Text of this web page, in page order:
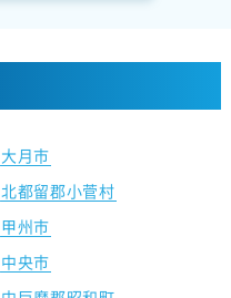
大月市
北都留郡小菅村
甲州市
中央市